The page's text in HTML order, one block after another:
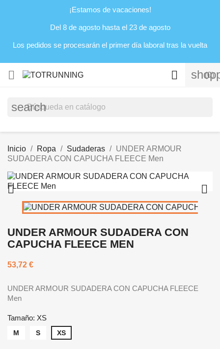
¡Estamos de vacaciones!
Del 8 de agosto hasta el 23 de agosto
Los pedidos se procesarán el primer día laboral tras la vuelta
 (0)

search
Inicio Ropa Sudaderas
UNDER ARMOUR
SUDADERA CON CAPUCHA FLEECE Men
 
UNDER ARMOUR SUDADERA CON
CAPUCHA FLEECE MEN
53,72 €
UNDER ARMOUR SUDADERA CON CAPUCHA FLEECE
Men
Tamaño: XS
M S XS